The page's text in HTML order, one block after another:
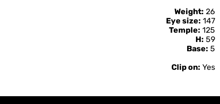
Weight: 26
Eye size: 147
Temple: 125
H: 59
Base: 5
Clip on: Yes